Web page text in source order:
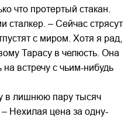
что протертый стакан.
сталкер. – Сейчас стрясут
с миром. Хотя я рад,
Тарасу в челюсть. Она
встречу с чьим-нибудь
в лишнюю пару тысяч
Нехилая цена за одну-